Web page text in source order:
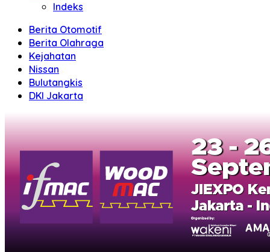
Indeks
Berita Otomotif
Berita Olahraga
Kejahatan
Nissan
Bulutangkis
DKI Jakarta